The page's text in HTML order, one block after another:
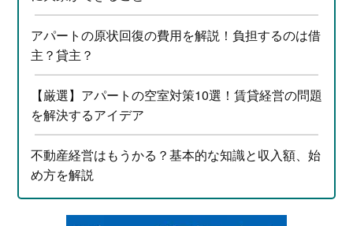
アパートの原状回復の費用を解説！負担するのは借
主？貸主？
【厳選】アパートの空室対策10選！賃貸経営の問題
を解決するアイデア
不動産経営はもうかる？基本的な知識と収入額、始
め方を解説